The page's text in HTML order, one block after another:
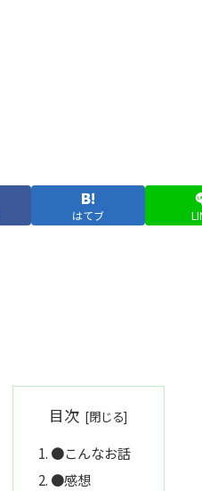
はてブ
目次
●こんなお話
●感想